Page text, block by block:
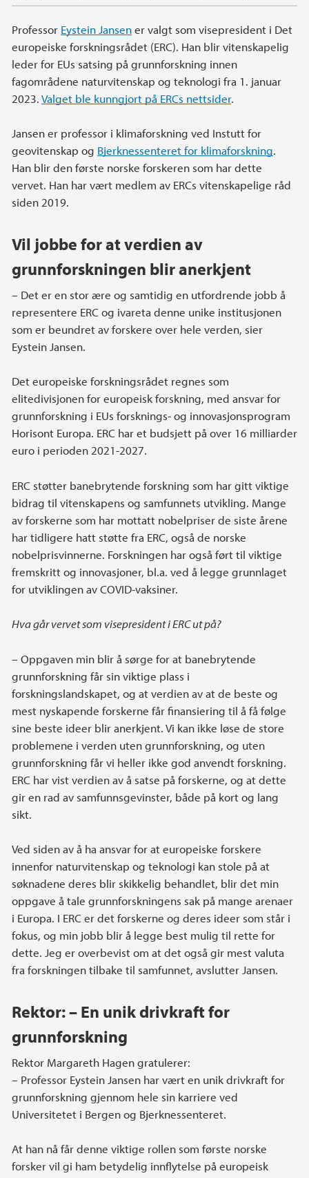
Professor Eystein Jansener valgt som visepresident i Det
europeiske forskningsrådet (ERC). Han blir vitenskapelig
leder for EUs satsing på grunnforskning innen
fagområdene naturvitenskap og teknologi fra 1. januar
2023.Valget ble kunngjort på ERCs nettsider.
Jansen er professor i klimaforskning ved Instutt for
geovitenskap og Bjerknessenteret for klimaforskning.
Han blir den første norske forskeren som har dette
vervet. Han har vært medlem av ERCs vitenskapelige råd
siden 2019.
Vil jobbe for at verdien av
grunnforskningen blir anerkjent
– Det er en stor ære og samtidig en utfordrende jobb å
representere ERC og ivareta denne unike institusjonen
som er beundret av forskere over hele verden, sier
Eystein Jansen.
Det europeiske forskningsrådet regnes som
elitedivisjonen for europeisk forskning, med ansvar for
grunnforskning i EUs forsknings- og innovasjonsprogram
Horisont Europa. ERC har et budsjett på over 16 milliarder
euro i perioden 2021-2027.
ERC støtter banebrytende forskning som har gitt viktige
bidrag til vitenskapens og samfunnets utvikling. Mange
av forskerne som har mottatt nobelpriser de siste årene
har tidligere hatt støtte fra ERC, også de norske
nobelprisvinnerne. Forskningen har også ført til viktige
fremskritt og innovasjoner, bl.a. ved å legge grunnlaget
for utviklingen av COVID-vaksiner.
Hva går vervet som visepresident i ERC ut på?
– Oppgaven min blir å sørge for at banebrytende
grunnforskning får sin viktige plass i
forskningslandskapet, og at verdien av at de beste og
mest nyskapende forskerne får finansiering til å få følge
sine beste ideer blir anerkjent. Vi kan ikke løse de store
problemene i verden uten grunnforskning, og uten
grunnforskning får vi heller ikke god anvendt forskning.
ERC har vist verdien av å satse på forskerne, og at dette
gir en rad av samfunnsgevinster, både på kort og lang
sikt.
Ved siden av å ha ansvar for at europeiske forskere
innenfor naturvitenskap og teknologi kan stole på at
søknadene deres blir skikkelig behandlet, blir det min
oppgave å tale grunnforskningens sak på mange arenaer
i Europa. I ERC er det forskerne og deres ideer som står i
fokus, og min jobb blir å legge best mulig til rette for
dette. Jeg er overbevist om at det også gir mest valuta
fra forskningen tilbake til samfunnet, avslutter Jansen.
Rektor: – En unik drivkraft for
grunnforskning
Rektor Margareth Hagen gratulerer:
– Professor Eystein Jansen har vært en unik drivkraft for
grunnforskning gjennom hele sin karriere ved
Universitetet i Bergen og Bjerknessenteret.
At han nå får denne viktige rollen som første norske
forsker vil gi ham betydelig innflytelse på europeisk